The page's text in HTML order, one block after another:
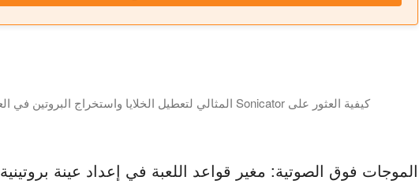
كيفية العثور على Sonicator المثالي لتعطيل الخلايا واستخراج البروتين في العلوم والتحليل
الموجات فوق الصوتية: مغير قواعد اللعبة في إعداد عينة بروتينية